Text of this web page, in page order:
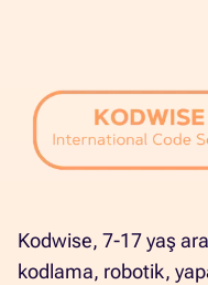
Kodwise, 7-17 yaş
kodlama, robotik,